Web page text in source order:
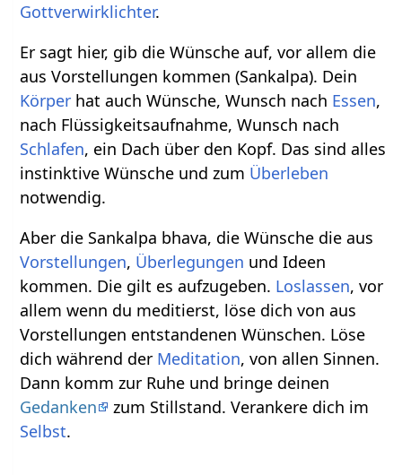
Gottverwirklichter.
Er sagt hier, gib die Wünsche auf, vor allem die
aus Vorstellungen kommen (Sankalpa). Dein
Körper hat auch Wünsche, Wunsch nach Essen,
nach Flüssigkeitsaufnahme, Wunsch nach
Schlafen, ein Dach über den Kopf. Das sind alles
instinktive Wünsche und zum Überleben
notwendig.
Aber die Sankalpa bhava, die Wünsche die aus
Vorstellungen, Überlegungen und Ideen
kommen. Die gilt es aufzugeben. Loslassen, vor
allem wenn du meditierst, löse dich von aus
Vorstellungen entstandenen Wünschen. Löse
dich während der Meditation, von allen Sinnen.
Dann komm zur Ruhe und bringe deinen
Gedanken
zum Stillstand. Verankere dich im
Selbst.